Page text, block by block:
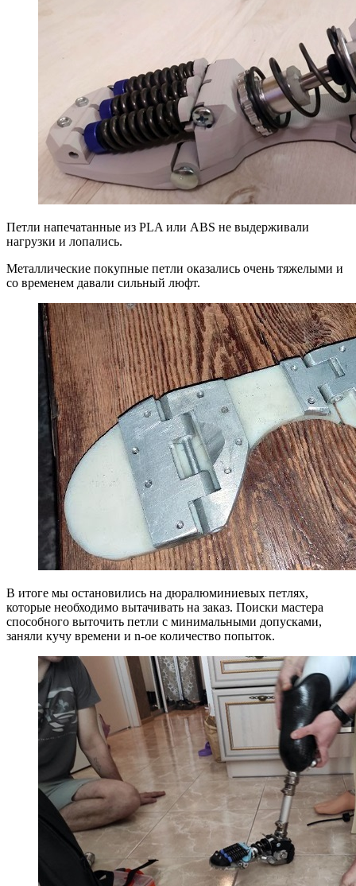
Петли напечатанные из PLA или ABS не выдерживали
нагрузки и лопались.
Металлические покупные петли оказались очень тяжелыми и
со временем давали сильный люфт.
В итоге мы остановились на дюралюминиевых петлях,
которые необходимо вытачивать на заказ. Поиски мастера
способного выточить петли с минимальными допусками,
заняли кучу времени и n-ое количество попыток.